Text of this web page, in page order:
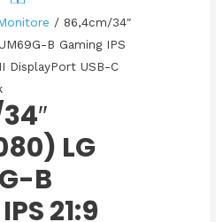
/ 86,4cm/34″
B Gaming IPS
DisplayPort USB-C
LG
B
21:9